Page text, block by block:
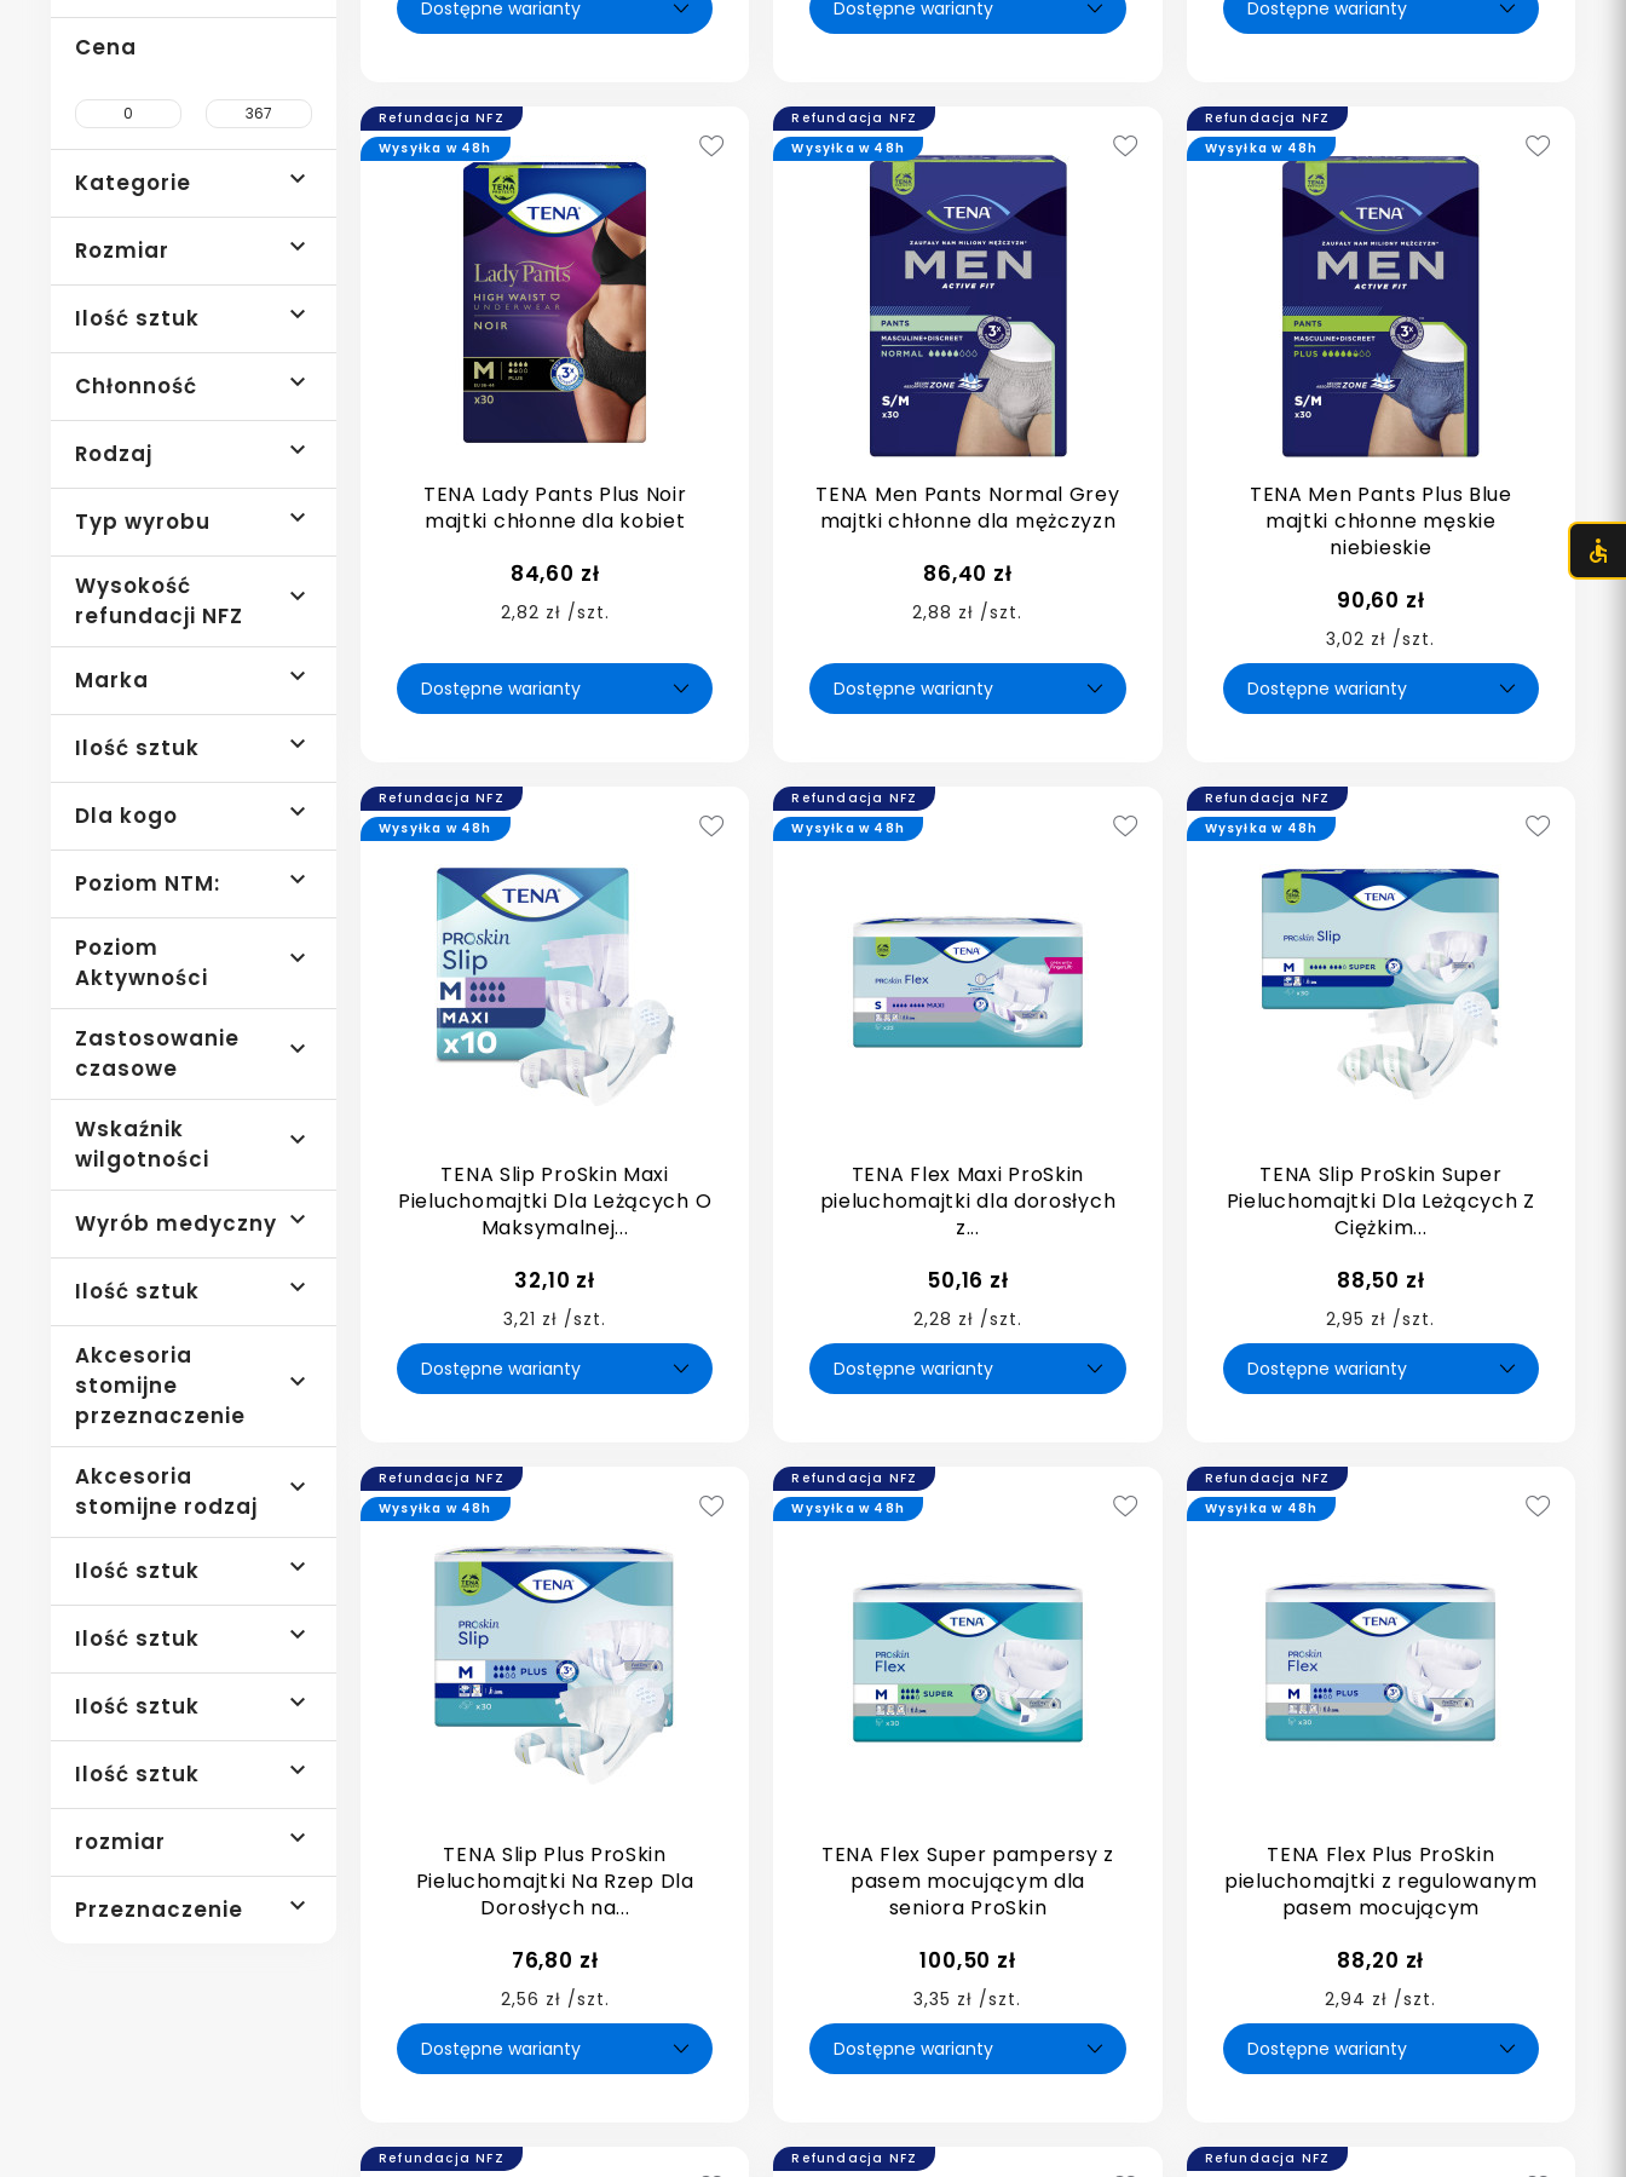
Cena
Kategorie 
Rozmiar 
Ilość sztuk 
Chłonność 
Rodzaj 
Typ wyrobu 
Wysokość
refundacji NFZ

Marka 
Ilość sztuk 
Dla kogo 
Poziom NTM: 
Poziom
Aktywności

Zastosowanie
czasowe

Wskaźnik
wilgotności

Wyrób medyczny 
Ilość sztuk 
Akcesoria
stomijne
przeznaczenie

Akcesoria
stomijne rodzaj

Ilość sztuk 
Ilość sztuk 
Ilość sztuk 
Ilość sztuk 
rozmiar 
Przeznaczenie 
Refundacja NFZ
TENA Lady Pants Plus Noir
majtki chłonne dla kobiet
84,60 zł
2,82 zł /szt.
Wysyłka w 48h
Refundacja NFZ
TENA Men Pants Normal Grey
majtki chłonne dla mężczyzn
86,40 zł
2,88 zł /szt.
Wysyłka w 48h
Refundacja NFZ
TENA Men Pants Plus Blue
majtki chłonne męskie
niebieskie
90,60 zł
3,02 zł /szt.
Wysyłka w 48h
Refundacja NFZ
TENA Slip ProSkin Maxi
Pieluchomajtki Dla Leżących O
Maksymalnej...
32,10 zł
3,21 zł /szt.
Wysyłka w 48h
Refundacja NFZ
TENA Flex Maxi ProSkin
pieluchomajtki dla dorosłych
z...
50,16 zł
2,28 zł /szt.
Wysyłka w 48h
Refundacja NFZ
TENA Slip ProSkin Super
Pieluchomajtki Dla Leżących Z
Ciężkim...
88,50 zł
2,95 zł /szt.
Wysyłka w 48h
Refundacja NFZ
TENA Slip Plus ProSkin
Pieluchomajtki Na Rzep Dla
Dorosłych na...
76,80 zł
2,56 zł /szt.
Wysyłka w 48h
Refundacja NFZ
TENA Flex Super pampersy z
pasem mocującym dla
seniora ProSkin
100,50 zł
3,35 zł /szt.
Wysyłka w 48h
Refundacja NFZ
TENA Flex Plus ProSkin
pieluchomajtki z regulowanym
pasem mocującym
88,20 zł
2,94 zł /szt.
Wysyłka w 48h
Refundacja NFZ Refundacja NFZ Refundacja NFZ